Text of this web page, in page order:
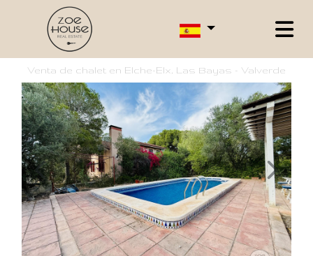
Venta de chalet en Elche-Elx, Las Bayas - Valverde